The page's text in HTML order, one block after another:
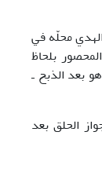
محلّه في
بلحاظ
بعد الذبح ـ
الحلق بعد